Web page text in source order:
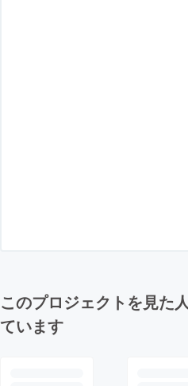
このプロジェクトを見た
ています